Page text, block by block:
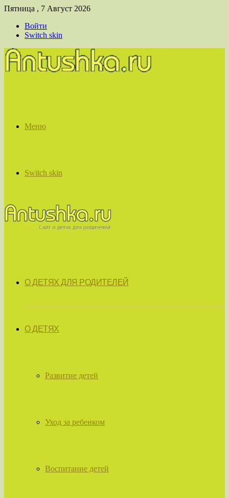
Пятница , 7 Август 2026
Войти
Switch skin
Меню
Switch skin
О ДЕТЯХ ДЛЯ РОДИТЕЛЕЙ
О ДЕТЯХ
Развитие детей
Уход за ребенком
Воспитание детей